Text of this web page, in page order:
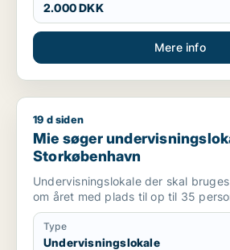
2.000 DKK
Mere info
Mie søger undervisningslokale til
19 d siden
Mie søger
Storkøbenhavn
Undervisningslokale der skal
om året med plads til op til 35
Type
Undervisningslokale